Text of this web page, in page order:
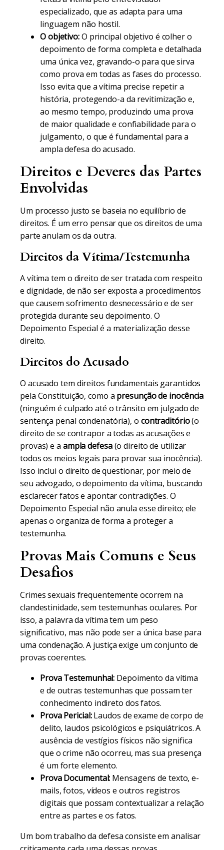
especializado, que as adapta para uma
linguagem não hostil.
O objetivo:O principal objetivo é colher o
depoimento de forma completa e detalhada
uma única vez, gravando-o para que sirva
como prova em todas as fases do processo.
Isso evita que a vítima precise repetir a
história, protegendo-a da revitimização e,
ao mesmo tempo, produzindo uma prova
de maior qualidade e confiabilidade para o
julgamento, o que é fundamental para a
ampla defesa do acusado.
Direitos e Deveres das Partes
Envolvidas
Um processo justo se baseia no equilíbrio de
direitos. É um erro pensar que os direitos de uma
parte anulam os da outra.
Direitos da Vítima/Testemunha
A vítima tem o direito de ser tratada com respeito
e dignidade, de não ser exposta a procedimentos
que causem sofrimento desnecessário e de ser
protegida durante seu depoimento. O
Depoimento Especial é a materialização desse
direito.
Direitos do Acusado
O acusado tem direitos fundamentais garantidos
pela Constituição, como a presunção de inocência
(ninguém é culpado até o trânsito em julgado de
sentença penal condenatória), o contraditório(o
direito de se contrapor a todas as acusações e
provas) e a ampla defesa(o direito de utilizar
todos os meios legais para provar sua inocência).
Isso inclui o direito de questionar, por meio de
seu advogado, o depoimento da vítima, buscando
esclarecer fatos e apontar contradições. O
Depoimento Especial não anula esse direito; ele
apenas o organiza de forma a proteger a
testemunha.
Provas Mais Comuns e Seus
Desafios
Crimes sexuais frequentemente ocorrem na
clandestinidade, sem testemunhas oculares. Por
isso, a palavra da vítima tem um peso
significativo, mas não pode ser a única base para
uma condenação. A justiça exige um conjunto de
provas coerentes.
Prova Testemunhal: Depoimento da vítima
e de outras testemunhas que possam ter
conhecimento indireto dos fatos.
Prova Pericial:Laudos de exame de corpo de
delito, laudos psicológicos e psiquiátricos. A
ausência de vestígios físicos não significa
que o crime não ocorreu, mas sua presença
é um forte elemento.
Prova Documental: Mensagens de texto, e-
mails, fotos, vídeos e outros registros
digitais que possam contextualizar a relação
entre as partes e os fatos.
Um bom trabalho da defesa consiste em analisar